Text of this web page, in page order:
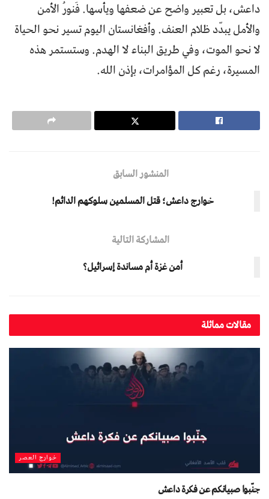
داعش، بل تعبير واضح عن ضعفها ويأسها. فَنورُ الأمن
والأمل يبدّد ظلام العنف. وأفغانستان اليوم تسير نحو الحياة
لا نحو الموت، وفي طريق البناء لا الهدم. وستستمر هذه
المسيرة، رغم كل المؤامرات، بإذن الله.
المنشور السابق
خوارج داعش؛ قتل المسلمين سلوكهم الدائم!
المشاركة التالية
أمن غزة أم مساندة إسرائيل؟
مقالات مماثلة
خوارج العصر
جنّبوا صبيانكم عن فكرة داعش